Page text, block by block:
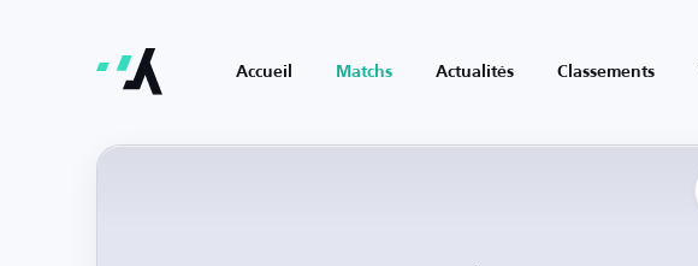
Accueil Matchs Actualités Classements